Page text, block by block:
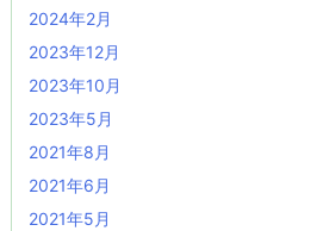
2024年2月
2023年12月
2023年10月
2023年5月
2021年8月
2021年6月
2021年5月